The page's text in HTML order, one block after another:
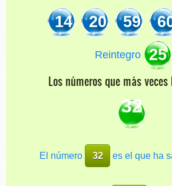
14 20 59
Reintegro 25
Los números que más
32
El número 32 es el que ha